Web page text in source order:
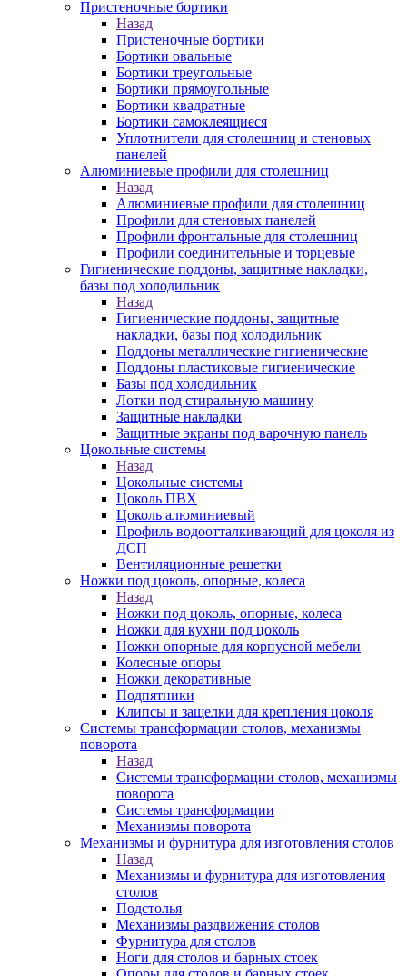
Пристеночные бортики
Назад
Пристеночные бортики
Бортики овальные
Бортики треугольные
Бортики прямоугольные
Бортики квадратные
Бортики самоклеящиеся
Уплотнители для столешниц и стеновых
панелей
Алюминиевые профили для столешниц
Назад
Алюминиевые профили для столешниц
Профили для стеновых панелей
Профили фронтальные для столешниц
Профили соединительные и торцевые
Гигиенические поддоны, защитные накладки,
базы под холодильник
Назад
Гигиенические поддоны, защитные
накладки, базы под холодильник
Поддоны металлические гигиенические
Поддоны пластиковые гигиенические
Базы под холодильник
Лотки под стиральную машину
Защитные накладки
Защитные экраны под варочную панель
Цокольные системы
Назад
Цокольные системы
Цоколь ПВХ
Цоколь алюминиевый
Профиль водоотталкивающий для цоколя из
ДСП
Вентиляционные решетки
Ножки под цоколь, опорные, колеса
Назад
Ножки под цоколь, опорные, колеса
Ножки для кухни под цоколь
Ножки опорные для корпусной мебели
Колесные опоры
Ножки декоративные
Подпятники
Клипсы и защелки для крепления цоколя
Системы трансформации столов, механизмы
поворота
Назад
Системы трансформации столов, механизмы
поворота
Системы трансформации
Механизмы поворота
Механизмы и фурнитура для изготовления столов
Назад
Механизмы и фурнитура для изготовления
столов
Подстолья
Механизмы раздвижения столов
Фурнитура для столов
Ноги для столов и барных стоек